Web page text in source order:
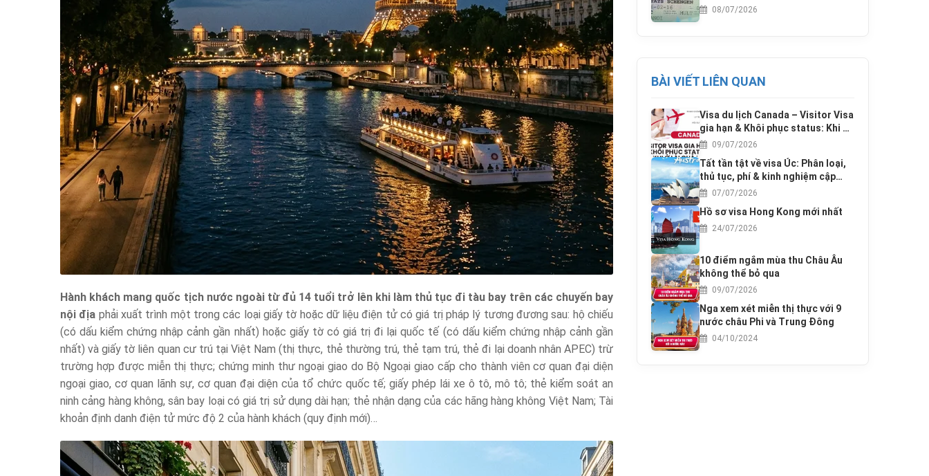
Hành khách mang quốc tịch nước ngoài từ đủ 14 tuổi trở lên khi làm thủ tục đi tàu bay trên các chuyến bay
nội địa phải xuất trình một trong các loại giấy tờ hoặc dữ liệu điện tử có giá trị pháp lý tương đương sau: hộ chiếu
(có dấu kiểm chứng nhập cảnh gần nhất) hoặc giấy tờ có giá trị đi lại quốc tế (có dấu kiểm chứng nhập cảnh gần
nhất) và giấy tờ liên quan cư trú tại Việt Nam (thị thực, thẻ thường trú, thẻ tạm trú, thẻ đi lại doanh nhân APEC) trừ
trường hợp được miễn thị thực; chứng minh thư ngoại giao do Bộ Ngoại giao cấp cho thành viên cơ quan đại diện
ngoại giao, cơ quan lãnh sự, cơ quan đại diện của tổ chức quốc tế; giấy phép lái xe ô tô, mô tô; thẻ kiểm soát an
ninh cảng hàng không, sân bay loại có giá trị sử dụng dài hạn; thẻ nhận dạng của các hãng hàng không Việt Nam; Tài
khoản định danh điện tử mức độ 2 của hành khách (quy định mới)…
08/07/2026
BÀI VIẾT LIÊN QUAN
Visa du lịch Canada – Visitor Visa
gia hạn & Khôi phục status: Khi ở
lại quá hạn
09/07/2026
Tất tần tật về visa Úc: Phân loại,
thủ tục, phí & kinh nghiệm cập
nhật 2025
07/07/2026
Hồ sơ visa Hong Kong mới nhất
24/07/2026
10 điểm ngắm mùa thu Châu Âu
không thể bỏ qua
09/07/2026
Nga xem xét miễn thị thực với 9
nước châu Phi và Trung Đông
04/10/2024